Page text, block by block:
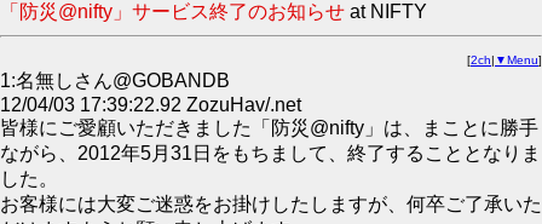
「防災@nifty」サービス終了のお知らせ at NIFTY
[2ch| ▼Menu]
1:名無しさん@GOBANDB
12/04/03 17:39:22.92 ZozuHav/.net
皆様にご愛顧いただきました「防災@nifty」は、まことに勝手
ながら、2012年5月31日をもちまして、終了することとなりま
した。
お客様には大変ご迷惑をお掛けしたしますが、何卒ご了承いた